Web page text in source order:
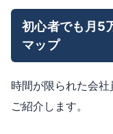
初心者でも月5
マップ
時間が限られた会
ご紹介します。